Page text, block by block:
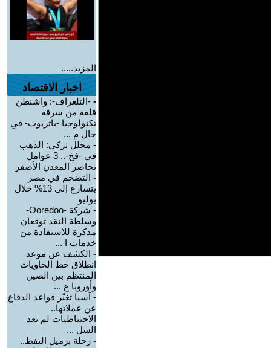
المزيد.....
اخبار الاقتصاد
- -التلغراف-: واشنطن
قلقة من سرقة
تكنولوجيا -باتريوت- في
حال م ...
- محلل تركي: الذهب
في -فخ-.. 3 عوامل
تحاصر المعدن الأصفر
- التضخم في مصر
يتسارع إلى 13% خلال
يوليو
-
شركة -Ooredoo-
وسلطة النقد توقعان
مذكرة للاستفادة من
خدمات ا ...
- الكشف عن موعد
انطلاق خط الحاويات
المنتظم بين الصين
وأوروبا ع ...
- آسيا تغيّر قواعد الدفاع
عن عملاتها..
الاحتياطيات لم تعد
السل ...
- رحلة برميل النفط..